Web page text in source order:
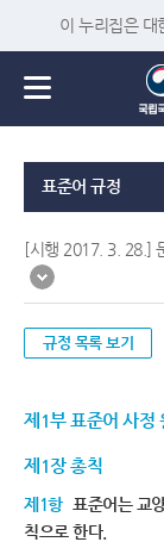
이 누리집은 대
표준어 규정
[시행 2017. 3. 28.]
규정 목록 보기
제1부 표준어 사정
제1장 총칙
제1항 표준어는 교
칙으로 한다.